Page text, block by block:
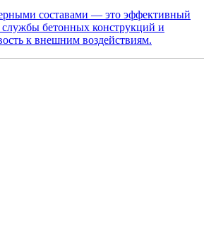
составами — это эффективный
службы бетонных конструкций и
к внешним воздействиям.